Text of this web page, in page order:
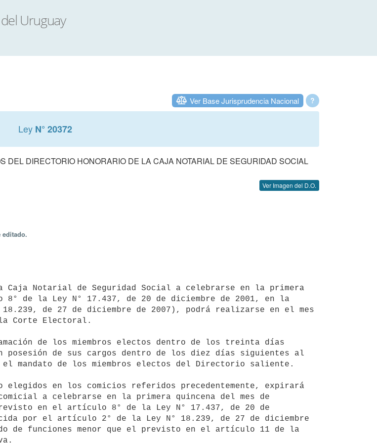
?
Ver Base Jurisprudencia Nacional
Ley N° 20372
DEL DIRECTORIO HONORARIO DE LA CAJA NOTARIAL DE SEGURIDAD SOCIAL
Ver Imagen del D.O.
editado.
8° de la Ley N° 17.437, de 20 de diciembre de 2001, en la
de 27 de diciembre de 2007), podrá realizarse en el mes
la Corte Electoral.
posesión de sus cargos dentro de los diez días siguientes al
mandato de los miembros electos del Directorio saliente.
a celebrarse en la primera quincena del mes de
en el artículo 8° de la Ley N° 17.437, de 20 de
por el artículo 2° de la Ley N° 18.239, de 27 de diciembre
de funciones menor que el previsto en el artículo 11 de la